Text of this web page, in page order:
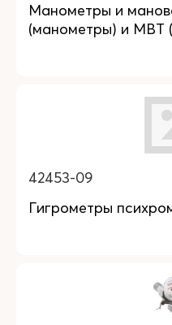
Манометры и
(манометры) и МВТ
42453-09
Гигрометры